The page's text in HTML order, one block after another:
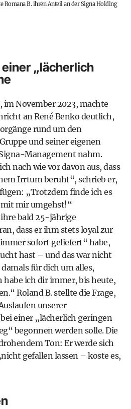
Romana B. ihren Anteil an der Signa Holding
„lächerlich
im November 2023, machte
an René Benko deutlich,
rund um den
und seiner eigenen
­Management nahm.
nach wie vor davon aus, dass
Irrtum beruht“, schrieb er,
„Trotzdem finde ich es
mir umgehst!“
bald 25-jährige
dass er ihm stets loyal zur
sofort geliefert“ habe,
hast – und das war nicht
für dich um alles,
habe ich dir immer, bis heute,
Roland B. stellte die Frage,
unserer
einer „lächerlich geringen
begonnen werden solle. Die
Ton: Er werde sich
gefallen lassen – koste es,